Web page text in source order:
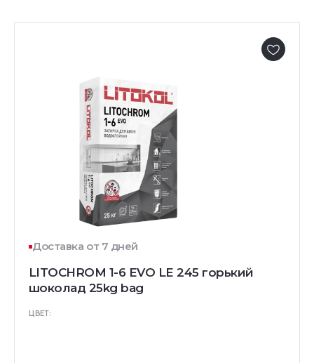
Доставка от 7 дней
LITOCHROM 1-6 EVO LE 245 горький
шоколад 25kg bag
ЦВЕТ: